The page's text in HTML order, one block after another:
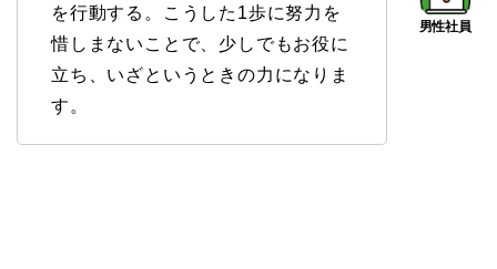
を行動する。こうした1歩に努力を
惜しまないことで、少しでもお役に
立ち、いざというときの力になりま
す。